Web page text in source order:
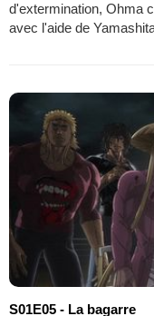
d'extermination, Ohma
avec l'aide de
S01E05 - La bagarre